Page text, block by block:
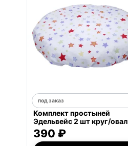
под заказ
Комплект простыней
Эдельвейс 2 шт круг/овал
390 ₽